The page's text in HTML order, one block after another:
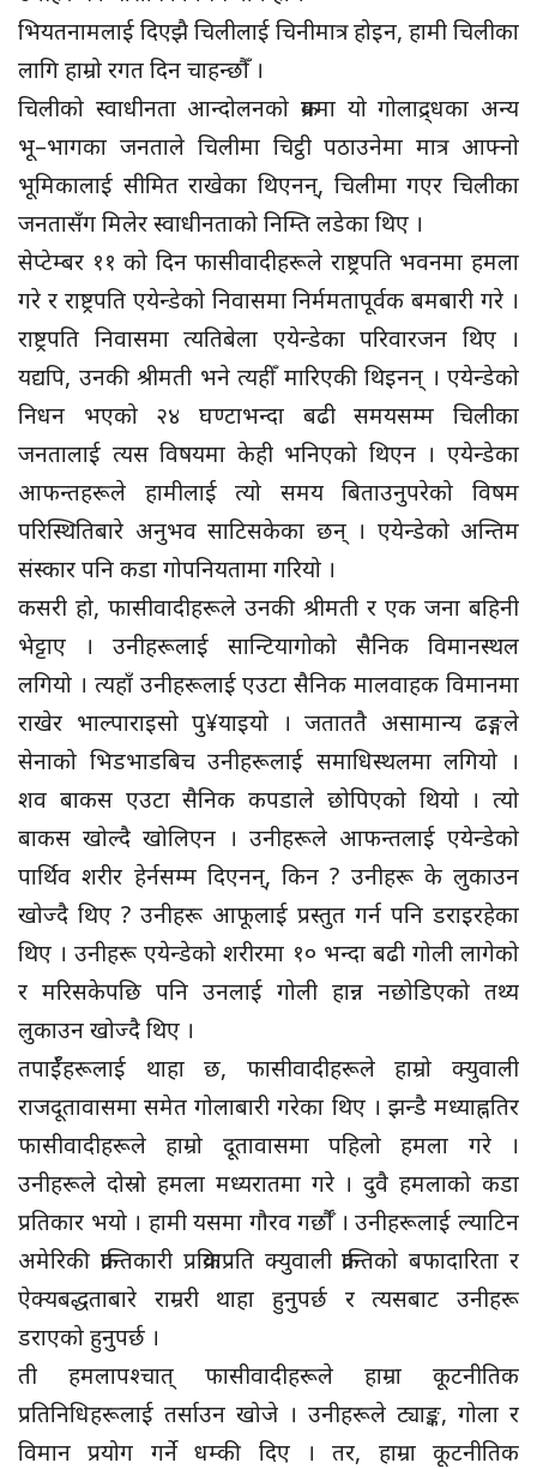
भियतनामलाई दिएझै चिलीलाई चिनीमात्र होइन, हामी चिलीका
लागि हाम्रो रगत दिन चाहन्छौँ ।
चिलीको स्वाधीनता आन्दोलनको क्रममा यो गोलाद्र्धका अन्य
भू–भागका जनताले चिलीमा चिट्ठी पठाउनेमा मात्र आफ्नो
भूमिकालाई सीमित राखेका थिएनन्, चिलीमा गएर चिलीका
जनतासँग मिलेर स्वाधीनताको निम्ति लडेका थिए ।
सेप्टेम्बर ११ को दिन फासीवादीहरूले राष्ट्रपति भवनमा हमला
गरे र राष्ट्रपति एयेन्डेको निवासमा निर्ममतापूर्वक बमबारी गरे ।
राष्ट्रपति निवासमा त्यतिबेला एयेन्डेका परिवारजन थिए ।
यद्यपि, उनकी श्रीमती भने त्यहीँ मारिएकी थिइनन् । एयेन्डेको
निधन भएको २४ घण्टाभन्दा बढी समयसम्म चिलीका
जनतालाई त्यस विषयमा केही भनिएको थिएन । एयेन्डेका
आफन्तहरूले हामीलाई त्यो समय बिताउनुपरेको विषम
परिस्थितिबारे अनुभव साटिसकेका छन् । एयेन्डेको अन्तिम
संस्कार पनि कडा गोपनियतामा गरियो ।
कसरी हो, फासीवादीहरूले उनकी श्रीमती र एक जना बहिनी
भेट्टाए । उनीहरूलाई सान्टियागोको सैनिक विमानस्थल
लगियो । त्यहाँ उनीहरूलाई एउटा सैनिक मालवाहक विमानमा
राखेर भाल्पाराइसो पु¥याइयो । जताततै असामान्य ढङ्गले
सेनाको भिडभाडबिच उनीहरूलाई समाधिस्थलमा लगियो ।
शव बाकस एउटा सैनिक कपडाले छोपिएको थियो । त्यो
बाकस खोल्दै खोलिएन । उनीहरूले आफन्तलाई एयेन्डेको
पार्थिव शरीर हेर्नसम्म दिएनन्, किन ? उनीहरू के लुकाउन
खोज्दै थिए ? उनीहरू आफूलाई प्रस्तुत गर्न पनि डराइरहेका
थिए । उनीहरू एयेन्डेको शरीरमा १० भन्दा बढी गोली लागेको
र मरिसकेपछि पनि उनलाई गोली हान्न नछोडिएको तथ्य
लुकाउन खोज्दै थिए ।
तपाईँहरूलाई थाहा छ, फासीवादीहरूले हाम्रो क्युवाली
राजदूतावासमा समेत गोलाबारी गरेका थिए । झन्डै मध्याह्नतिर
फासीवादीहरूले हाम्रो दूतावासमा पहिलो हमला गरे ।
उनीहरूले दोस्रो हमला मध्यरातमा गरे । दुवै हमलाको कडा
प्रतिकार भयो । हामी यसमा गौरव गर्छौँ । उनीहरूलाई ल्याटिन
अमेरिकी क्रान्तिकारी प्रक्रियाप्रति क्युवाली क्रान्तिको बफादारिता र
ऐक्यबद्धताबारे राम्ररी थाहा हुनुपर्छ र त्यसबाट उनीहरू
डराएको हुनुपर्छ ।
ती हमलापश्चात् फासीवादीहरूले हाम्रा कूटनीतिक
प्रतिनिधिहरूलाई तर्साउन खोजे । उनीहरूले ट्याङ्क, गोला र
विमान प्रयोग गर्ने धम्की दिए । तर, हाम्रा कूटनीतिक